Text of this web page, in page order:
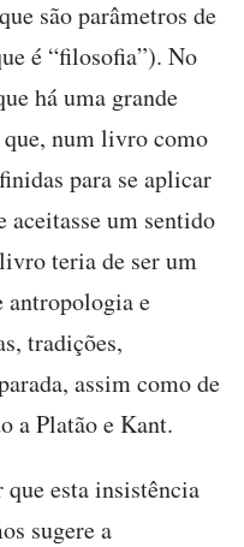
são parâmetros de
é “filosofia”). No
há uma grande
que, num livro como
para se aplicar
aceitasse um sentido
teria de ser um
antropologia e
tradições,
assim como de
a Platão e Kant.
esta insistência
sugere a